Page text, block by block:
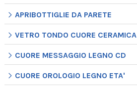
APRIBOTTIGLIE DA PARETE
VETRO TONDO CUORE CERAMICA
CUORE MESSAGGIO LEGNO CD
CUORE OROLOGIO LEGNO ETA'